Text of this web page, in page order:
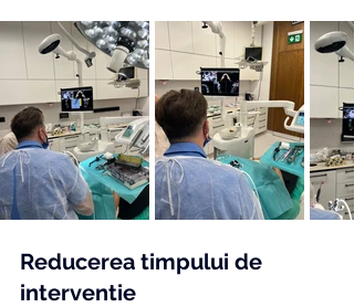
Reducerea timpului de
interventie